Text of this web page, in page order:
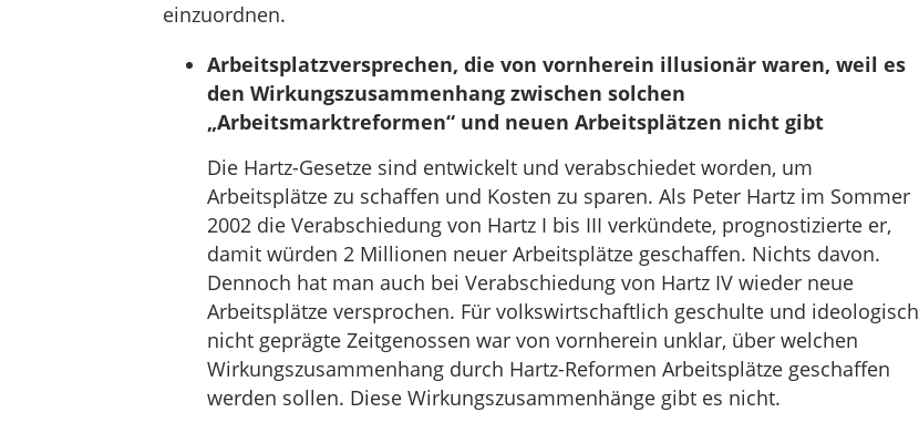
einzuordnen.
Arbeitsplatzversprechen, die von vornherein illusionär waren, weil es
den Wirkungszusammenhang zwischen solchen
„Arbeitsmarktreformen“ und neuen Arbeitsplätzen nicht gibt
Die Hartz-Gesetze sind entwickelt und verabschiedet worden, um
Arbeitsplätze zu schaffen und Kosten zu sparen. Als Peter Hartz im Sommer
2002 die Verabschiedung von Hartz I bis III verkündete, prognostizierte er,
damit würden 2 Millionen neuer Arbeitsplätze geschaffen. Nichts davon.
Dennoch hat man auch bei Verabschiedung von Hartz IV wieder neue
Arbeitsplätze versprochen. Für volkswirtschaftlich geschulte und ideologisch
nicht geprägte Zeitgenossen war von vornherein unklar, über welchen
Wirkungszusammenhang durch Hartz-Reformen Arbeitsplätze geschaffen
werden sollen. Diese Wirkungszusammenhänge gibt es nicht.